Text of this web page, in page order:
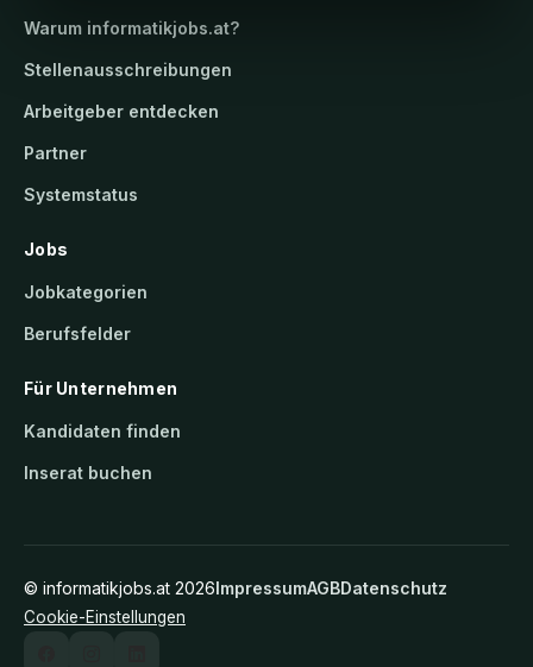
Warum informatikjobs.at?
Stellenausschreibungen
Arbeitgeber entdecken
Partner
Systemstatus
Jobs
Jobkategorien
Berufsfelder
Für Unternehmen
Kandidaten finden
Inserat buchen
© informatikjobs.at 2026ImpressumAGBDatenschutz
Cookie-Einstellungen